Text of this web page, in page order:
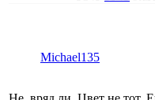
Michael135